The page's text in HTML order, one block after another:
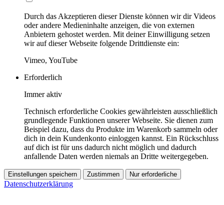
Durch das Akzeptieren dieser Dienste können wir dir Videos
oder andere Medieninhalte anzeigen, die von externen
Anbietern gehostet werden. Mit deiner Einwilligung setzen
wir auf dieser Webseite folgende Drittdienste ein:
Vimeo, YouTube
Erforderlich
Immer aktiv
Technisch erforderliche Cookies gewährleisten ausschließlich
grundlegende Funktionen unserer Webseite. Sie dienen zum
Beispiel dazu, dass du Produkte im Warenkorb sammeln oder
dich in dein Kundenkonto einloggen kannst. Ein Rückschluss
auf dich ist für uns dadurch nicht möglich und dadurch
anfallende Daten werden niemals an Dritte weitergegeben.
Einstellungen speichern Zustimmen Nur erforderliche
Datenschutzerklärung